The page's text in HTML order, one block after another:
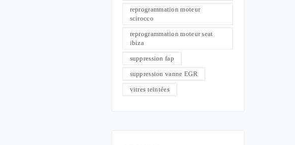
reprogrammation moteur
scirocco
reprogrammation moteur seat
ibiza
suppression fap
suppression vanne EGR
vitres teintées